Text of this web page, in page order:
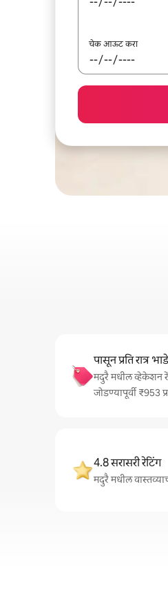
चेक आऊट करा
पासून प्रति रात्र
मदुरै मधील
जोडण्यापूर्वी ₹953
4.8 सरासरी रेटिंग
मदुरै मधील